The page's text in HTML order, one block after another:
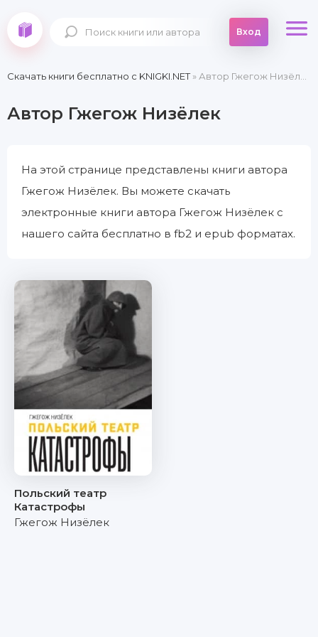
Вход
Скачать книги бесплатно c KNIGKI.NET» Автор Гжегож Низёлек
Автор Гжегож Низёлек
На этой странице представлены книги автора
Гжегож Низёлек. Вы можете скачать
электронные книги автора Гжегож Низёлек с
нашего сайта бесплатно в fb2 и epub форматах.
Польский театр
Катастрофы
Гжегож Низёлек